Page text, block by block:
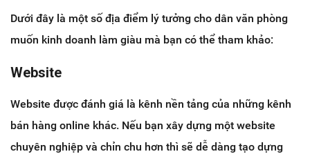
Dưới đây là một số địa điểm lý tưởng cho dân văn phòng
muốn kinh doanh làm giàu mà bạn có thể tham khảo:
Website
Website được đánh giá là kênh nền tảng của những kênh
bán hàng online khác. Nếu bạn xây dựng một website
chuyên nghiệp và chỉn chu hơn thì sẽ dễ dàng tạo dựng